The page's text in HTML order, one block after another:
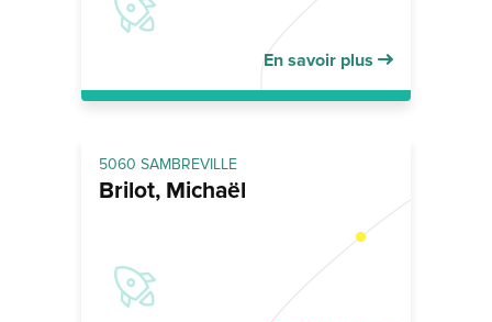
En savoir plus
5060 SAMBREVILLE
Brilot, Michaël